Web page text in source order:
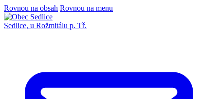
Rovnou na obsah Rovnou na menu
Sedlice, u Rožmitálu p. Tř.